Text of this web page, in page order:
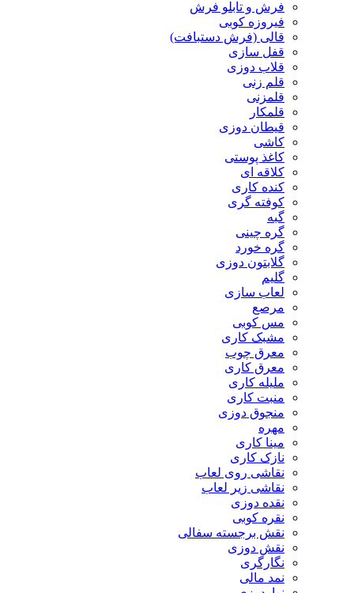
فرش و تابلو فرش
فیروزه کوبی
قالی (فرش دستبافت)
قفل سازی
قلاب دوزی
قلم زنی
قلمزنی
قلمکار
قیطان دوزی
کاشی
کاغذ پوستی
کلاقه ای
کنده کاری
کوفته گری
گبه
گره چینی
گره خورد
گلابتون دوزی
گلیم
لعاب سازی
مرصع
مس کوبی
مشبک کاری
معرق چوب
معرق کاری
مليله کاری
منبت کاری
منجوق دوزی
مهره
مینا کاری
نازک کاری
نقاشی روی لعاب
نقاشی زیر لعاب
نقده دوزی
نقره کوبی
نقش برجسته سفالی
نقش دوزی
نگارگری
نمد مالی